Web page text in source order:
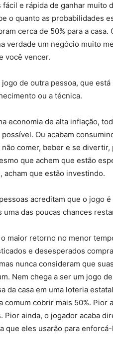
e rápida de ganhar muito
o quanto as probabilidades
cerca de 50% para a casa.
verdade um negócio muito
você vencer.
de outra pessoa, que
ou a técnica.
economia de alta inflação,
Ou acabam
comer, beber e se
que achem que estão
acham que estão investindo.
acreditam que o jogo
das poucas chances
maior retorno no menor
e desesperados
nunca consideram que
Nem chega a ser um jogo
da casa em uma loteria
comum cobrir mais 50%. Pior
Pior ainda, o jogador acaba
que eles usarão para